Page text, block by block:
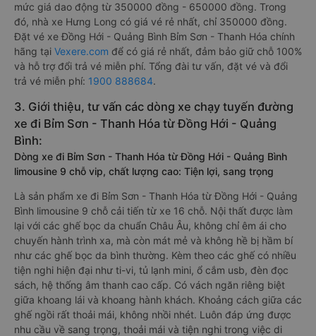
mức giá dao động từ 350000 đồng - 650000 đồng. Trong
đó, nhà xe Hưng Long có giá vé rẻ nhất, chỉ 350000 đồng.
Đặt vé xe Đồng Hới - Quảng Bình Bỉm Sơn - Thanh Hóa chính
hãng tại Vexere.com để có giá rẻ nhất, đảm bảo giữ chỗ 100%
và hỗ trợ đổi trả vé miễn phí. Tổng đài tư vấn, đặt vé và đổi
trả vé miễn phí: 1900 888684.
3. Giới thiệu, tư vấn các dòng xe chạy tuyến đường
xe đi Bỉm Sơn - Thanh Hóa từ Đồng Hới - Quảng
Bình:
Dòng xe đi Bỉm Sơn - Thanh Hóa từ Đồng Hới - Quảng Bình
limousine 9 chỗ vip, chất lượng cao: Tiện lợi, sang trọng
Là sản phẩm xe đi Bỉm Sơn - Thanh Hóa từ Đồng Hới - Quảng
Bình limousine 9 chỗ cải tiến từ xe 16 chỗ. Nội thất được làm
lại với các ghế bọc da chuẩn Châu Âu, không chỉ êm ái cho
chuyến hành trình xa, mà còn mát mẻ và không hề bị hầm bí
như các ghế bọc da bình thường. Kèm theo các ghế có nhiều
tiện nghi hiện đại như ti-vi, tủ lạnh mini, ổ cắm usb, đèn đọc
sách, hệ thống âm thanh cao cấp. Có vách ngăn riêng biệt
giữa khoang lái và khoang hành khách. Khoảng cách giữa các
ghế ngồi rất thoải mái, không nhồi nhét. Luôn đáp ứng được
nhu cầu về sang trọng, thoải mái và tiện nghi trong việc di